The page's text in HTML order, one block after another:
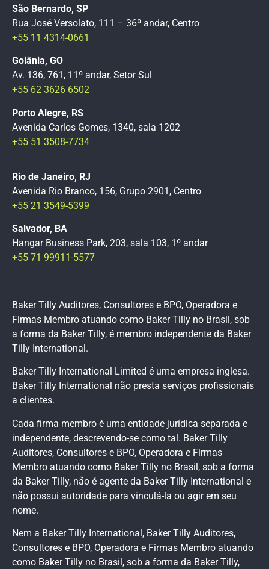
São Bernardo, SP
Rua José Versolato, 111 – 36º andar, Centro
+55 11 4314-0661
Goiânia, GO
Av. 136, 761, 11º andar, Setor Sul
+55 62 3626 6502
Porto Alegre, RS
Avenida Carlos Gomes, 1340, sala 1202
+55 51 3508-7734
Rio de Janeiro, RJ
Avenida Rio Branco, 156, Grupo 2901, Centro
+55 21 3549-5399
Salvador, BA
Hangar Business Park, 203, sala 103, 1º andar
+55 71 99911-5577
Baker Tilly Auditores, Consultores e BPO, Operadora e
Firmas Membro atuando como Baker Tilly no Brasil, sob
a forma da Baker Tilly, é membro independente da Baker
Tilly International.
Baker Tilly International Limited é uma empresa inglesa.
Baker Tilly International não presta serviços profissionais
a clientes.
Cada firma membro é uma entidade jurídica separada e
independente, descrevendo-se como tal. Baker Tilly
Auditores, Consultores e BPO, Operadora e Firmas
Membro atuando como Baker Tilly no Brasil, sob a forma
da Baker Tilly, não é agente da Baker Tilly International e
não possui autoridade para vinculá-la ou agir em seu
nome.
Nem a Baker Tilly International, Baker Tilly Auditores,
Consultores e BPO, Operadora e Firmas Membro atuando
como Baker Tilly no Brasil, sob a forma da Baker Tilly,